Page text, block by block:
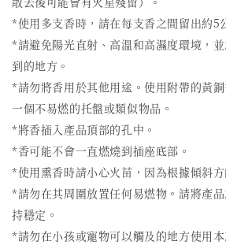
*使用多支香時，請在每支香之間留出約5
*請避免陽光直射、高溫和高濕度環境，
到的地方。
*請勿將香用於其他用途。使用附帶的黃
一個不易燃的托盤或類似物品。
*將香插入產品頂部的孔中。
*香可能不會一直燃燒到插座底部。
*使用熏香時請小心火苗，因為根據傾斜
*請勿在其周圍放置任何易燃物。請將產
持穩定。
*請勿在小孩或寵物可以觸及的地方使用